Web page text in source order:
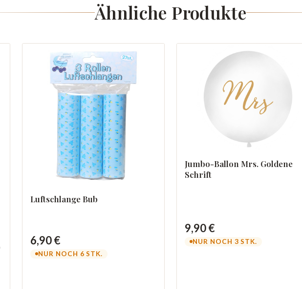
Ähnliche Produkte
Luftschlange Bub
6,90 €
NUR NOCH 6 STK.
Jumbo-Ballon Mrs. Goldene
Schrift
9,90 €
NUR NOCH 3 STK.